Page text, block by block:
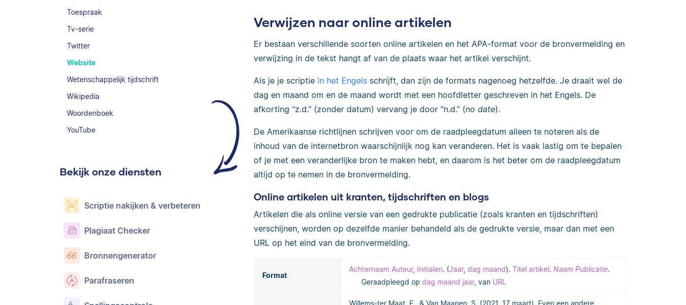
Toespraak
Tv-serie
Twitter
Website
Wetenschappelijk tijdschrift
Wikipedia
Woordenboek
YouTube
Bekijk onze diensten
Scriptie nakijken & verbeteren
Plagiaat Checker
Bronnengenerator
Parafraseren
Verwijzen naar online artikelen
Er bestaan verschillende soorten online artikelen en het APA-format voor de bronvermelding en
verwijzing in de tekst hangt af van de plaats waar het artikel verschijnt.
Als je je scriptie in het Engels schrijft, dan zijn de formats nagenoeg hetzelfde. Je draait wel de
dag en maand om en de maand wordt met een hoofdletter geschreven in het Engels. De
afkorting “z.d.” (zonder datum) vervang je door “n.d.” (no date).
De Amerikaanse richtlijnen schrijven voor om de raadpleegdatum alleen te noteren als de
inhoud van de internetbron waarschijnlijk nog kan veranderen. Het is vaak lastig om te bepalen
of je met een veranderlijke bron te maken hebt, en daarom is het beter om de raadpleegdatum
altijd op te nemen in de bronvermelding.
Online artikelen uit kranten, tijdschriften en blogs
Artikelen die als online versie van een gedrukte publicatie (zoals kranten en tijdschriften)
verschijnen, worden op dezelfde manier behandeld als de gedrukte versie, maar dan met een
URL op het eind van de bronvermelding.
Format
Achternaam Auteur, Initialen. (Jaar, dag maand). Titel artikel. Naam Publicatie.
Geraadpleegd op dag maand jaar, van URL
Willems-ter Maat, E., & Van Maanen, S. (2021, 17 maart). Even een andere